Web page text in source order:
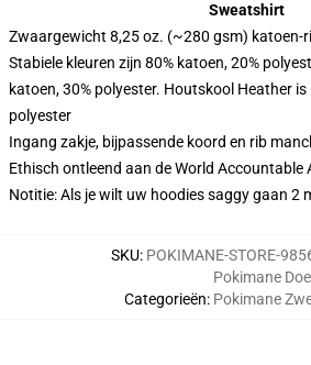
Sweatshirt
Zwaargewicht 8,25 oz. (~280 gsm) katoen-
Stabiele kleuren zijn 80% katoen, 20%
katoen, 30% polyester. Houtskool Heather is
polyester
Ingang zakje, bijpassende koord en rib
Ethisch ontleend aan de World Accountable
Notitie: Als je wilt uw hoodies saggy gaan 2
SKU: POKIMANE-STORE-
Categorieën:
Pokimane
Pokimane